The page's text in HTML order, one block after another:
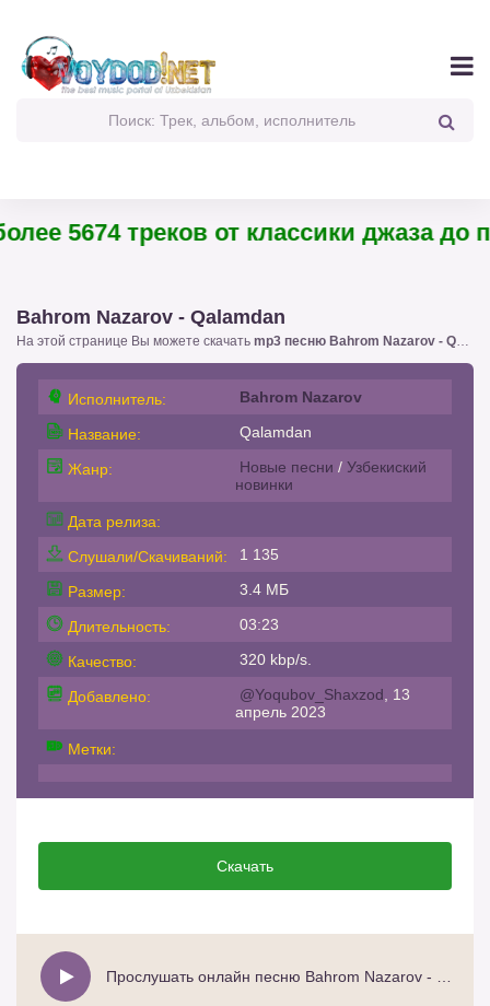
5674 треков от классики джаза до
Bahrom Nazarov - Qalamdan
На этой странице Вы можете скачать mp3 песню Bahrom Nazarov - Qalamdan
Исполнитель: Bahrom Nazarov
Название: Qalamdan
Жанр: Новые песни / Узбекиский
новинки
Дата релиза:
Слушали/Скачиваний:
1 135
Размер: 3.4 МБ
Длительность: 03:23
Качество: 320 kbp/s.
Добавлено: @Yoqubov_Shaxzod , 13
апрель 2023
Метки:
Скачать